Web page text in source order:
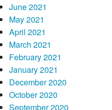
Trova ragazze
Questo collocato utilizza
navigazione. Utilizzando
Amministrazione sulla Privacy.
June 2021
May 2021
April 2021
March 2021
February 2021
January 2021
December 2020
October 2020
September 2020